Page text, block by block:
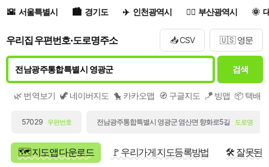
서울특별시 경기도 인천광역시 부산광역시
우리집 우편번호·도로명주소 📥 CSV 🇺🇸 영문
검색
🌿 번역보기 🦖 네이버지도 🐤 카카오맵 🧭 구글지도 🪁 빙맵 📦 택배/
57029 우편번호 전남광주통합특별시 영광군 염산면 향화로5길 도로명
🗺️ 지도앱 다운로드 🚩 우리가게 지도등록방법 🛠️ 잘못된